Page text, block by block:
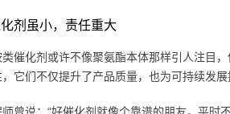
剂虽小，责任重大
催化剂或许不像聚氨酯本体那样引人注目
它们不仅提升了产品质量，也为可持续发展